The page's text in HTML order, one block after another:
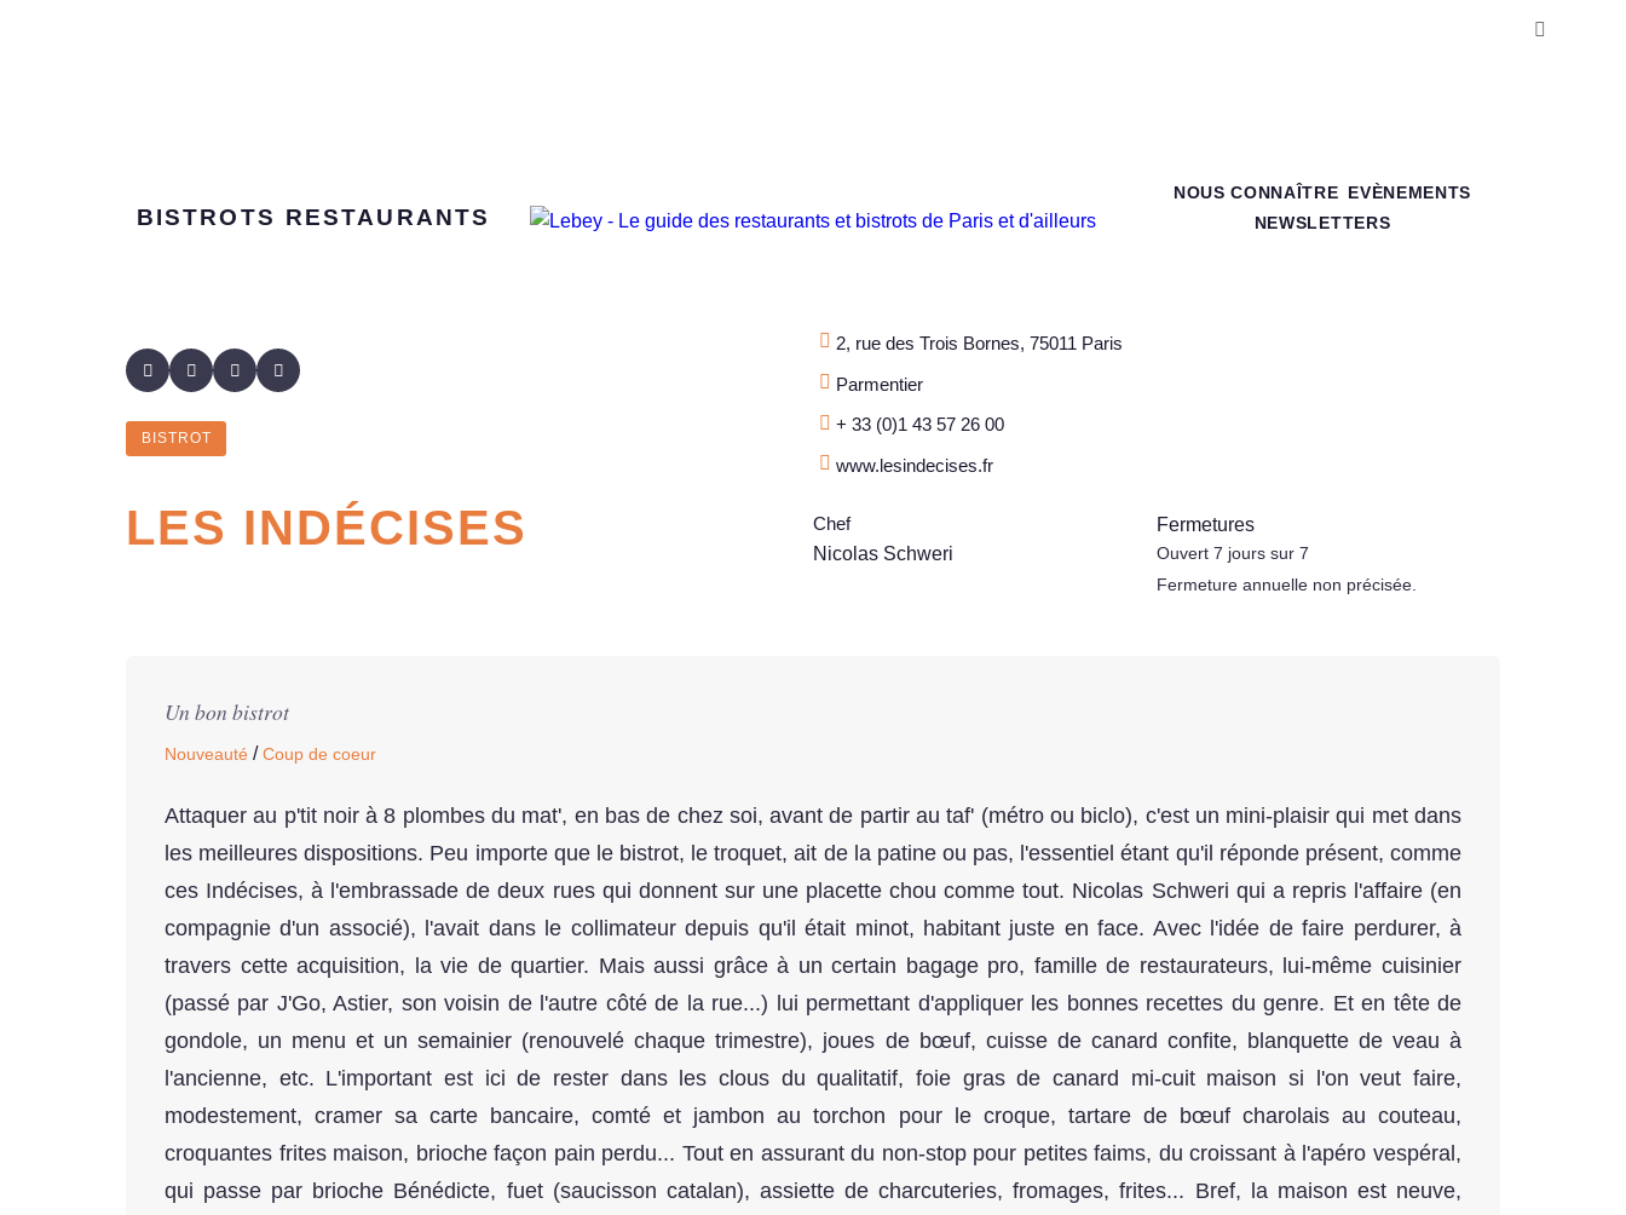
BISTROTS RESTAURANTS
NOUS CONNAÎTRE
EVÈNEMENTS
NEWSLETTERS
BISTROT
LES INDÉCISES
2, rue des Trois Bornes, 75011 Paris
Parmentier
+ 33 (0)1 43 57 26 00
www.lesindecises.fr
Chef
Nicolas Schweri
Fermetures
Ouvert 7 jours sur 7
Fermeture annuelle non précisée.
Un bon bistrot
Nouveauté /Coup de coeur
Attaquer au p'tit noir à 8 plombes du mat', en bas de chez soi, avant de partir au taf' (métro ou biclo), c'est un mini-plaisir qui met dans
les meilleures dispositions. Peu importe que le bistrot, le troquet, ait de la patine ou pas, l'essentiel étant qu'il réponde présent, comme
ces Indécises, à l'embrassade de deux rues qui donnent sur une placette chou comme tout. Nicolas Schweri qui a repris l'affaire (en
compagnie d'un associé), l'avait dans le collimateur depuis qu'il était minot, habitant juste en face. Avec l'idée de faire perdurer, à
travers cette acquisition, la vie de quartier. Mais aussi grâce à un certain bagage pro, famille de restaurateurs, lui-même cuisinier
(passé par J'Go, Astier, son voisin de l'autre côté de la rue...) lui permettant d'appliquer les bonnes recettes du genre. Et en tête de
gondole, un menu et un semainier (renouvelé chaque trimestre), joues de bœuf, cuisse de canard confite, blanquette de veau à
l'ancienne, etc. L'important est ici de rester dans les clous du qualitatif, foie gras de canard mi-cuit maison si l'on veut faire,
modestement, cramer sa carte bancaire, comté et jambon au torchon pour le croque, tartare de bœuf charolais au couteau,
croquantes frites maison, brioche façon pain perdu... Tout en assurant du non-stop pour petites faims, du croissant à l'apéro vespéral,
qui passe par brioche Bénédicte, fuet (saucisson catalan), assiette de charcuteries, fromages, frites... Bref, la maison est neuve,